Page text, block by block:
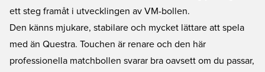
ett steg framåt i utvecklingen av VM-bollen.
Den känns mjukare, stabilare och mycket lättare att spela
med än Questra. Touchen är renare och den här
professionella matchbollen svarar bra oavsett om du passar,